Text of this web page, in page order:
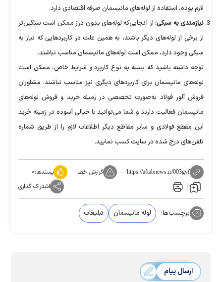
لازم بوده، استفاده از لوله‌های مانیسمان صرفه اقتصادی دارد.
نیازمندی به سبکی: از آنجایی‌که لوله‌های بدون درز ممکن است سنگین‌تر
از برخی از لوله‌های دیگر باشند، به همین علت در کاربرد‌هایی که نیاز به
سبکی وجود دارد، ممکن است لوله‌های مانیسمان مناسب نباشند.
توجه داشته باشید که بسته به نوع کاربرد و شرایط خاص، ممکن است
لوله‌های مانیسمان برای کاربرد‌های دیگری نیز مناسب نباشند. مشاوران
فروش آلور فولاد به‌صورت تخصصی در زمینه خرید و فروش لوله‌های
مانیسمان فعالیت دارند و شما می‌توانید با خیالی آسوده در زمینه خرید
این مقطع فولادی و سایر مقاطع دیگر اطلاعات لازم را از طریق شماره
تلفن‌های درج شده در سایت کسب نمایید.
https://aftabnews.ir/003gyf گزارش خطا پسندها:۰
اشتراک گذاری
برچسب‌ها: لوله مانیسمان تبلیغات
ارسال پیام